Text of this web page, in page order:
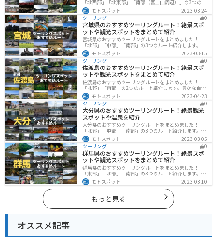
「北西部」「北東部」「南部（富士山周辺）」の3つのル
ート紹介します。富士山を中心に自然豊かな景色や食事
を楽しめるスポットが多数あります。バイクで山梨県に
ツーリングに行く際は参考にしてください。
モトスポット
2023-03-24
ツーリング
0
宮城県のおすすめツーリングルート！絶景スポ
ットや観光スポットをまとめて紹介
宮城県のおすすめツーリングルートをまとめました！
「北部」「中部」「南部」の3つのルート紹介します。キ
ツネ村や広大な山や滝、湖などを歴史や自然を満喫する
ツーリングができます。バイクで宮城県にツーリングに
行く際は参考にしてください。
モトスポット
2023-03-15
ツーリング
0
佐渡島のおすすめツーリングルート！絶景スポ
ットや観光スポットをまとめて紹介
佐渡島のおすすめツーリングルートをまとめました！
「北部」「南部」の2つのルート紹介します。豊かな自然
と歴史的なスポット、トキなどの貴重な動物を見られる
スポットが多数あります。バイクで佐渡島にツーリング
に行く際は参考にしてください。
モトスポット
2023-04-23
ツーリング
0
大分県のおすすめツーリングルート！絶景観光
スポットや温泉を紹介
大分県のおすすめツーリングルートをまとめました！
「北部」「中部」「南部」の3つのルート紹介します。阿
蘇の雄大な自然を満喫できるスポットや温泉を満喫する
ツーリングができます。バイクで大分県にツーリングに
行く際は参考にしてください。
モトスポット
2023-03-05
ツーリング
0
群馬県のおすすめツーリングルート！絶景スポ
ットや観光スポットをまとめて紹介
群馬県のおすすめツーリングルートをまとめました！
「東部」「北部」「南部」の3つのルート紹介します。草
津温泉や伊香保温泉など全国でも有名な温泉や豊かな自
然を満喫するツーリングができます。バイクで群馬県に
ツーリングに行く際は参考にしてください。
モトスポット 2023-03-10
もっと見る
オススメ記事